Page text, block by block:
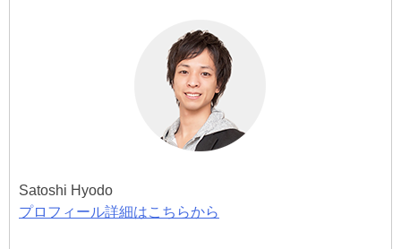
Satoshi Hyodo
プロフィール詳細はこちらから